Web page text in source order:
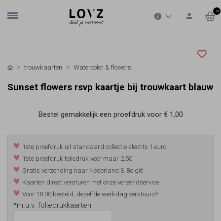
0
trouwkaarten Watercolor & flowers
Sunset flowers rsvp kaartje bij trouwkaart blauw
Bestel gemakkelijk een proefdruk voor € 1,00
1ste proefdruk uit standaard collectie slechts 1 euro
1ste proefdruk foliedruk voor maar 2,50
Gratis verzending naar Nederland & België
Kaarten direct versturen met onze verzendservice
Voor 18:00 besteld, dezelfde werkdag verstuurd*
*m.u.v. foliedrukkaarten